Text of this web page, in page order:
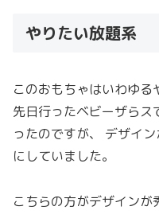
やりたい放題系
このおもちゃはいわゆる
先日行ったベビーザら
ったのですが、 デザイ
にしていました。
こちらの方がデザインが